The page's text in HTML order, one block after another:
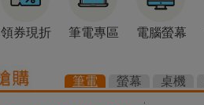
領券現折 筆電專區 電腦螢幕
筆電 螢幕 桌機